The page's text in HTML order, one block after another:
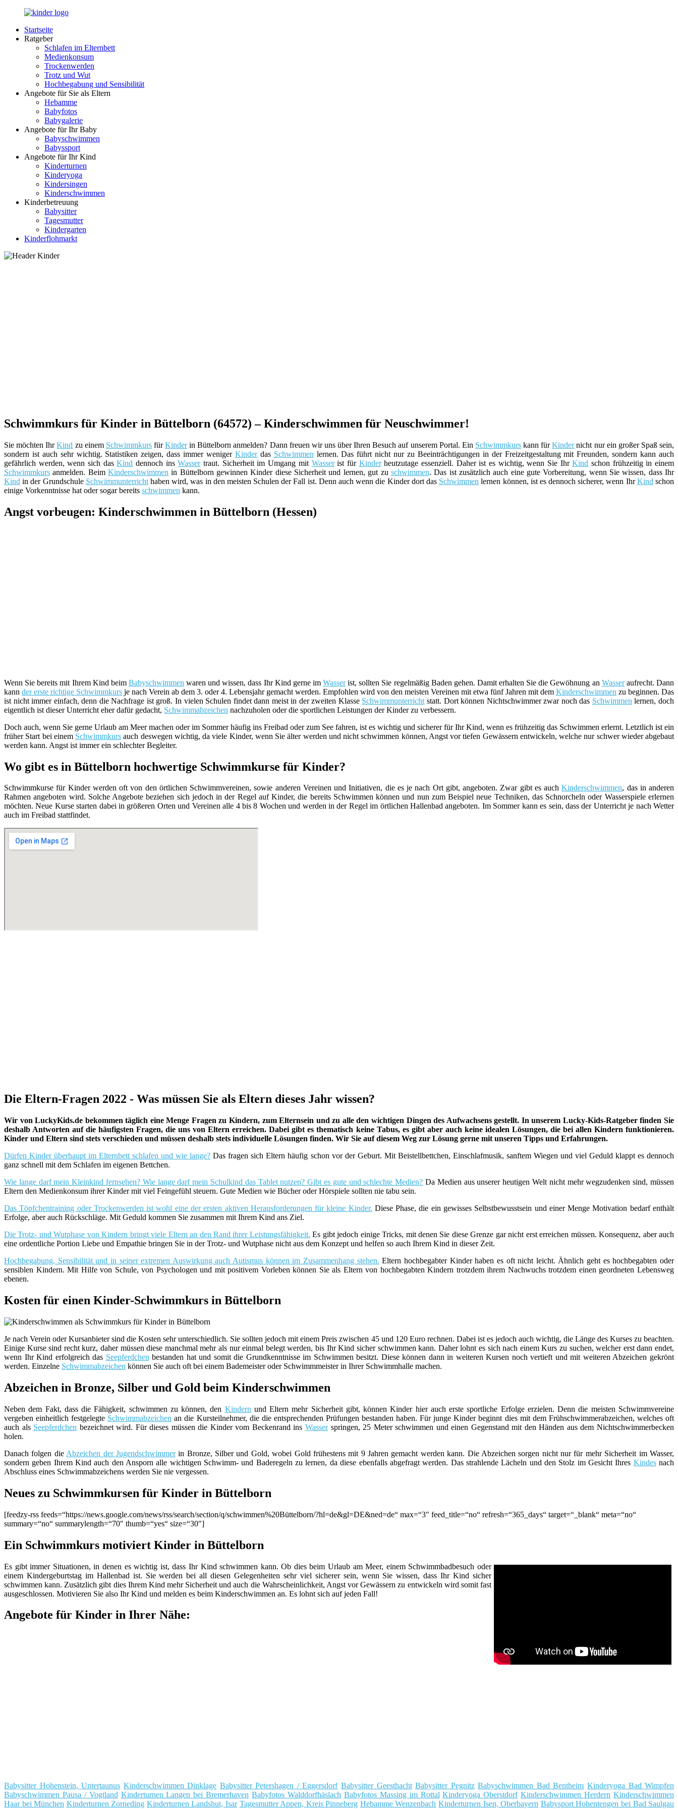
Zurück
Inhalt
LuckyKids.de
Das
Nachwuchs
Startseite
Ratgeber
Schlafen im Elternbett
Medienkonsum
Trockenwerden
Trotz und Wut
Hochbegabung und Sensibilität
Angebote für Sie als Eltern
Hebamme
Babyfotos
Babygalerie
Angebote für Ihr Baby
Babyschwimmen
Babyssport
Angebote für Ihr Kind
Kinderturnen
Kinderyoga
Kindersingen
Kinderschwimmen
Kinderbetreuung
Babysitter
Tagesmutter
Kindergarten
Kinderflohmarkt
Schwimmkurs für Kinder in Büttelborn (64572) – Kinderschwimmen für Neuschwimmer!
Sie möchten IhrKind zu einem SchwimmkursfürKinderin Büttelborn anmelden? Dann freuen wir uns über Ihren Besuch auf unserem Portal. Ein Schwimmkurskann fürKindernicht nur ein großer Spaß sein,
sondern ist auch sehr wichtig. Statistiken zeigen, dass immer weniger Kinderdas Schwimmen lernen. Das führt nicht nur zu Beeinträchtigungen in der Freizeitgestaltung mit Freunden, sondern kann auch
gefährlich werden, wenn sich dasKind dennoch insWassertraut. Sicherheit im Umgang mit Wasserist für Kinderheutzutage essenziell. Daher ist es wichtig, wenn Sie IhrKind schon frühzeitig in einem
Schwimmkurs anmelden. BeimKinderschwimmen in Büttelborn gewinnen Kinder diese Sicherheit und lernen, gut zu schwimmen. Das ist zusätzlich auch eine gute Vorbereitung, wenn Sie wissen, dass Ihr
Kind in der Grundschule Schwimmunterrichthaben wird, was in den meisten Schulen der Fall ist. Denn auch wenn die Kinder dort das Schwimmen lernen können, ist es dennoch sicherer, wenn IhrKind schon
einige Vorkenntnisse hat oder sogar bereits schwimmen kann.
Angst vorbeugen: Kinderschwimmen in Büttelborn (Hessen)
Wenn Sie bereits mit Ihrem Kind beim Babyschwimmen waren und wissen, dass Ihr Kind gerne imWasserist, sollten Sie regelmäßig Baden gehen. Damit erhalten Sie die Gewöhnung an Wasseraufrecht. Dann
kann der erste richtige Schwimmkurs je nach Verein ab dem 3. oder 4. Lebensjahr gemacht werden. Empfohlen wird von den meisten Vereinen mit etwa fünf Jahren mit dem Kinderschwimmen zu beginnen. Das
ist nicht immer einfach, denn die Nachfrage ist groß. In vielen Schulen findet dann meist in der zweiten Klasse Schwimmunterricht statt. Dort können Nichtschwimmer zwar noch das Schwimmen lernen, doch
eigentlich ist dieser Unterricht eher dafür gedacht, Schwimmabzeichen nachzuholen oder die sportlichen Leistungen der Kinder zu verbessern.
Doch auch, wenn Sie gerne Urlaub am Meer machen oder im Sommer häufig ins Freibad oder zum See fahren, ist es wichtig und sicherer für Ihr Kind, wenn es frühzeitig das Schwimmen erlernt. Letztlich ist ein
früher Start bei einem Schwimmkurs auch deswegen wichtig, da viele Kinder, wenn Sie älter werden und nicht schwimmen können, Angst vor tiefen Gewässern entwickeln, welche nur schwer wieder abgebaut
werden kann. Angst ist immer ein schlechter Begleiter.
Wo gibt es in Büttelborn hochwertige Schwimmkurse für Kinder?
Schwimmkurse für Kinder werden oft von den örtlichen Schwimmvereinen, sowie anderen Vereinen und Initiativen, die es je nach Ort gibt, angeboten. Zwar gibt es auchKinderschwimmen, das in anderen
Rahmen angeboten wird. Solche Angebote beziehen sich jedoch in der Regel auf Kinder, die bereits Schwimmen können und nun zum Beispiel neue Techniken, das Schnorcheln oder Wasserspiele erlernen
möchten. Neue Kurse starten dabei in größeren Orten und Vereinen alle 4 bis 8 Wochen und werden in der Regel im örtlichen Hallenbad angeboten. Im Sommer kann es sein, dass der Unterricht je nach Wetter
auch im Freibad stattfindet.
Die Eltern-Fragen 2022 - Was müssen Sie als Eltern dieses Jahr wissen?
Wir von LuckyKids.de bekommen täglich eine Menge Fragen zu Kindern, zum Elternsein und zu alle den wichtigen Dingen des Aufwachsens gestellt. In unserem Lucky-Kids-Ratgeber finden Sie
deshalb Antworten auf die häufigsten Fragen, die uns von Eltern erreichen. Dabei gibt es thematisch keine Tabus, es gibt aber auch keine idealen Lösungen, die bei allen Kindern funktionieren.
Kinder und Eltern sind stets verschieden und müssen deshalb stets individuelle Lösungen finden. Wir Sie auf diesem Weg zur Lösung gerne mit unseren Tipps und Erfahrungen.
Dürfen Kinder überhaupt im Elternbett schlafen und wie lange? Das fragen sich Eltern häufig schon vor der Geburt. Mit Beistellbettchen, Einschlafmusik, sanftem Wiegen und viel Geduld klappt es dennoch
ganz schnell mit dem Schlafen im eigenen Bettchen.
Wie lange darf mein Kleinkind fernsehen? Wie lange darf mein Schulkind das Tablet nutzen? Gibt es gute und schlechte Medien? Da Medien aus unserer heutigen Welt nicht mehr wegzudenken sind, müssen
Eltern den Medienkonsum ihrer Kinder mit viel Feingefühl steuern. Gute Medien wie Bücher oder Hörspiele sollten nie tabu sein.
Das Töpfchentraining oder Trockenwerden ist wohl eine der ersten aktiven Herausforderungen für kleine Kinder. Diese Phase, die ein gewisses Selbstbewusstsein und einer Menge Motivation bedarf enthält
Erfolge, aber auch Rückschläge. Mit Geduld kommen Sie zusammen mit Ihrem Kind ans Ziel.
Die Trotz- und Wutphase von Kindern bringt viele Eltern an den Rand ihrer Leistungsfähigkeit. Es gibt jedoch einige Tricks, mit denen Sie diese Grenze gar nicht erst erreichen müssen. Konsequenz, aber auch
eine ordentliche Portion Liebe und Empathie bringen Sie in der Trotz- und Wutphase nicht aus dem Konzept und helfen so auch Ihrem Kind in dieser Zeit.
Hochbegabung, Sensibilität und in seiner extremen Auswirkung auch Autismus können im Zusammenhang stehen. Eltern hochbegabter Kinder haben es oft nicht leicht. Ähnlich geht es hochbegabten oder
sensiblen Kindern. Mit Hilfe von Schule, von Psychologen und mit positivem Vorleben können Sie als Eltern von hochbegabten Kindern trotzdem ihrem Nachwuchs trotzdem einen geordneten Lebensweg
ebenen.
Kosten für einen Kinder-Schwimmkurs in Büttelborn
Je nach Verein oder Kursanbieter sind die Kosten sehr unterschiedlich. Sie sollten jedoch mit einem Preis zwischen 45 und 120 Euro rechnen. Dabei ist es jedoch auch wichtig, die Länge des Kurses zu beachten.
Einige Kurse sind recht kurz, daher müssen diese manchmal mehr als nur einmal belegt werden, bis Ihr Kind sicher schwimmen kann. Daher lohnt es sich nach einem Kurs zu suchen, welcher erst dann endet,
wenn Ihr Kind erfolgreich das Seepferdchen bestanden hat und somit die Grundkenntnisse im Schwimmen besitzt. Diese können dann in weiteren Kursen noch vertieft und mit weiteren Abzeichen gekrönt
werden. Einzelne Schwimmabzeichen können Sie auch oft bei einem Bademeister oder Schwimmmeister in Ihrer Schwimmhalle machen.
Abzeichen in Bronze, Silber und Gold beim Kinderschwimmen
Neben dem Fakt, dass die Fähigkeit, schwimmen zu können, den Kindern und Eltern mehr Sicherheit gibt, können Kinder hier auch erste sportliche Erfolge erzielen. Denn die meisten Schwimmvereine
vergeben einheitlich festgelegte Schwimmabzeichen an die Kursteilnehmer, die die entsprechenden Prüfungen bestanden haben. Für junge Kinder beginnt dies mit dem Frühschwimmerabzeichen, welches oft
auch als Seepferdchen bezeichnet wird. Für dieses müssen die Kinder vom Beckenrand insWasserspringen, 25 Meter schwimmen und einen Gegenstand mit den Händen aus dem Nichtschwimmerbecken
holen.
Danach folgen die Abzeichen der Jugendschwimmerin Bronze, Silber und Gold, wobei Gold frühestens mit 9 Jahren gemacht werden kann. Die Abzeichen sorgen nicht nur für mehr Sicherheit im Wasser,
sondern geben Ihrem Kind auch den Ansporn alle wichtigen Schwimm- und Baderegeln zu lernen, da diese ebenfalls abgefragt werden. Das strahlende Lächeln und den Stolz im Gesicht Ihres Kindesnach
Abschluss eines Schwimmabzeichens werden Sie nie vergessen.
Neues zu Schwimmkursen für Kinder in Büttelborn
[feedzy-rss feeds=“https://news.google.com/news/rss/search/section/q/schwimmen%20Büttelborn/?hl=de&gl=DE&ned=de“ max=“3″ feed_title=“no“ refresh=“365_days“ target=“_blank“ meta=“no“
summary=“no“ summarylength=“70″ thumb=“yes“ size=“30″]
Ein Schwimmkurs motiviert Kinder in Büttelborn
Es gibt immer Situationen, in denen es wichtig ist, dass Ihr Kind schwimmen kann. Ob dies beim Urlaub am Meer, einem Schwimmbadbesuch oder
einem Kindergeburtstag im Hallenbad ist. Sie werden bei all diesen Gelegenheiten sehr viel sicherer sein, wenn Sie wissen, dass Ihr Kind sicher
schwimmen kann. Zusätzlich gibt dies Ihrem Kind mehr Sicherheit und auch die Wahrscheinlichkeit, Angst vor Gewässern zu entwickeln wird somit fast
ausgeschlossen. Motivieren Sie also Ihr Kind und melden es beim Kinderschwimmen an. Es lohnt sich auf jeden Fall!
Angebote für Kinder in Ihrer Nähe:
Babysitter Hohenstein, Untertaunus Kinderschwimmen Dinklage Babysitter Petershagen / Eggersdorf Babysitter Geesthacht Babysitter Pegnitz Babyschwimmen Bad Bentheim Kinderyoga Bad Wimpfen
Babyschwimmen Pausa / Vogtland Kinderturnen Langen bei Bremerhaven Babyfotos Walddorfhäslach Babyfotos Massing im Rottal Kinderyoga Oberstdorf Kinderschwimmen Herdern Kinderschwimmen
Haar bei München Kinderturnen Zorneding Kinderturnen Landshut, Isar Tagesmutter Appen, Kreis Pinneberg Hebamme Wenzenbach Kinderturnen Isen, Oberbayern Babysport Hohentengen bei Bad Saulgau